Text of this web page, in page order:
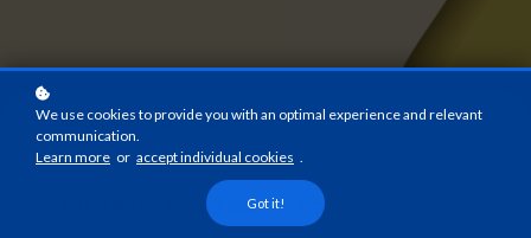
線上課程+寫作練習
有意投考AO / EO 或相關職位的考生
We use cookies to provide you with an optimal experience and relevant
communication.
Learn more or accept individual cookies .
Got it!